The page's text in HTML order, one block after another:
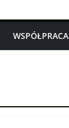
WSPÓŁPRACA